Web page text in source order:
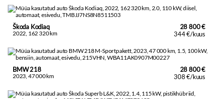
Škoda Kodiaq
2022, 162 320 km
28 800 €
344 €/kuus
BMW 218
2023, 47 000 km
28 800 €
308 €/kuus